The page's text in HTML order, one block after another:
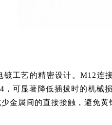
镀工艺的精密设计。M12连
，可显著降低插拔时的机械
金属间的直接接触，避免